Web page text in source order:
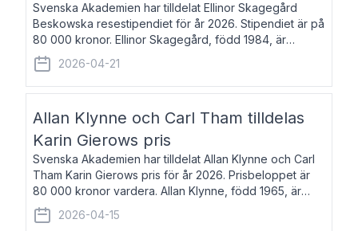
Svenska Akademien har tilldelat Ellinor Skagegård
Beskowska resestipendiet för år 2026. Stipendiet är på
80 000 kronor. Ellinor Skagegård, född 1984, är
författare, journalist och musiker. Hon skriver
återkommande för Svenska Dagbladet, Ups
2026-04-21
Allan Klynne och Carl Tham tilldelas
Karin Gierows pris
Svenska Akademien har tilldelat Allan Klynne och Carl
Tham Karin Gierows pris för år 2026. Prisbeloppet är
80 000 kronor vardera. Allan Klynne, född 1965, är
arkeolog, författare, översättare och fil.dr i antikens
kultur och samhällsliv. Ut
2026-04-15